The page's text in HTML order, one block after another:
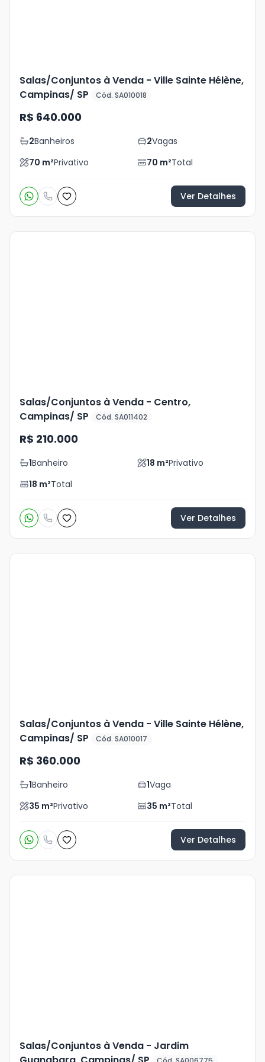
Salas/Conjuntos à Venda - Ville Sainte Hélène,
Campinas/ SP
Cód. SA010018
R$ 640.000
2Banheiros 2Vagas
70 m²Privativo 70 m²Total
Ver Detalhes
Salas/Conjuntos à Venda - Centro,
Campinas/ SP
Cód. SA011402
R$ 210.000
1Banheiro 18 m²Privativo
18 m²Total
Ver Detalhes
Salas/Conjuntos à Venda - Ville Sainte Hélène,
Campinas/ SP
Cód. SA010017
R$ 360.000
1Banheiro 1Vaga
35 m²Privativo 35 m²Total
Ver Detalhes
Salas/Conjuntos à Venda - Jardim